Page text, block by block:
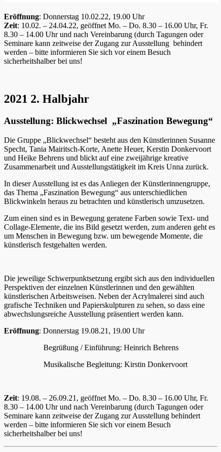
Eröffnung: Donnerstag 10.02.22, 19.00 Uhr
Zeit: 10.02. – 24.04.22, geöffnet Mo. – Do. 8.30 – 16.00 Uhr, Fr.
8.30 – 14.00 Uhr und nach Vereinbarung (durch Tagungen oder
Seminare kann zeitweise der Zugang zur Ausstellung behindert
werden – bitte informieren Sie sich vor einem Besuch
sicherheitshalber bei uns!
2021 2. Halbjahr
Ausstellung: Blickwechsel „Faszination Bewegung“
Die Gruppe „Blickwechsel“ besteht aus den Künstlerinnen Susanne
Specht, Tania Mairitsch-Korte, Anette Heuer, Kerstin Donkervoort
und Heike Behrens und blickt auf eine zweijährige kreative
Zusammenarbeit und Ausstellungstätigkeit im Kreis Unna zurück.
In dieser Ausstellung ist es das Anliegen der Künstlerinnengruppe,
das Thema „Faszination Bewegung“ aus unterschiedlichen
Blickwinkeln heraus zu betrachten und künstlerisch umzusetzen.
Zum einen sind es in Bewegung geratene Farben sowie Text- und
Collage-Elemente, die ins Bild gesetzt werden, zum anderen geht es
um Menschen in Bewegung bzw. um bewegende Momente, die
künstlerisch festgehalten werden.
Die jeweilige Schwerpunktsetzung ergibt sich aus den individuellen
Perspektiven der einzelnen Künstlerinnen und den gewählten
künstlerischen Arbeitsweisen. Neben der Acrylmalerei sind auch
grafische Techniken und Papierskulpturen zu sehen, so dass eine
abwechslungsreiche Ausstellung präsentiert werden kann.
Eröffnung: Donnerstag 19.08.21, 19.00 Uhr
Begrüßung / Einführung: Heinrich Behrens
Musikalische Begleitung: Kirstin Donkervoort
Zeit: 19.08. – 26.09.21, geöffnet Mo. – Do. 8.30 – 16.00 Uhr, Fr.
8.30 – 14.00 Uhr und nach Vereinbarung (durch Tagungen oder
Seminare kann zeitweise der Zugang zur Ausstellung behindert
werden – bitte informieren Sie sich vor einem Besuch
sicherheitshalber bei uns!